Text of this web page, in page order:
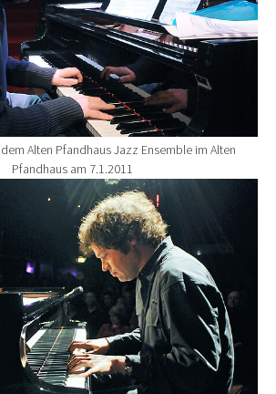
Alten Pfandhaus Jazz Ensemble im Alten
Pfandhaus am 7.1.2011
for: